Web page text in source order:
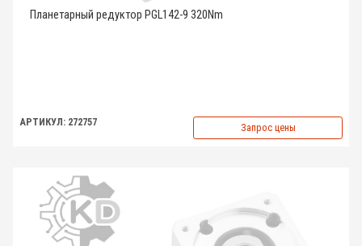
Планетарный редуктор PGL142-9 320Nm
АРТИКУЛ: 272757 Запрос цены